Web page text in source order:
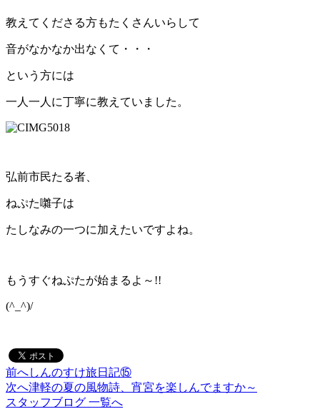
教えてくださる方もたくさんいらして
音がなかなか出なくて・・・
という方には
一人一人に丁寧に教えていました。
弘前市民たる者、
ねぷた囃子は
たしなみの一つに加えたいですよね。
もうすぐねぷたが始まるよ～!!
(^_^)/
投
稿
前へしんのすけ旅日記⑮
次へ津軽の夏の風物詩、宵宮を楽しんでますか～
スタッフブログ 一覧へ